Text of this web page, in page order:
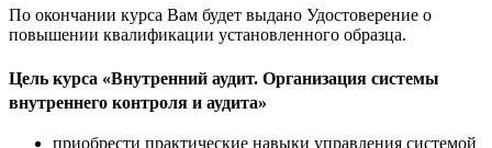
По окончании курса Вам будет выдано Удостоверение о
повышении квалификации установленного образца.
Цель курса «Внутренний аудит. Организация системы
внутреннего контроля и аудита»
приобрести практические навыки управления системой